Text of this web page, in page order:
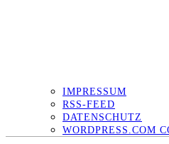
IMPRESSUM
RSS-FEED
DATENSCHUTZ
WORDPRESS.COM